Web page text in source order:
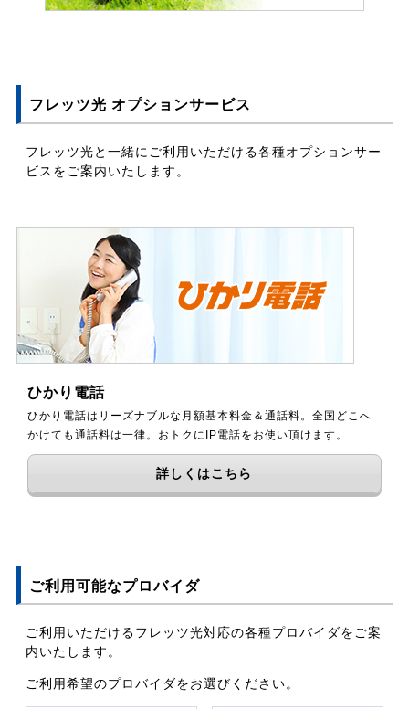
フレッツ光 オプションサービス
フレッツ光と一緒にご利用いただける各種オプションサー
ビスをご案内いたします。
ひかり電話
ひかり電話はリーズナブルな月額基本料金＆通話料。全国どこへ
かけても通話料は一律。おトクにIP電話をお使い頂けます。
詳しくはこちら
ご利用可能なプロバイダ
ご利用いただけるフレッツ光対応の各種プロバイダをご案
内いたします。
ご利用希望のプロバイダをお選びください。